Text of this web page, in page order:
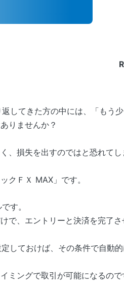
してきた方の中には、「もう
りませんか？
、損失を出すのではと恐れてし
クＦＸ MAX」です。
す。
で、エントリーと決済を完了さ
しておけば、その条件で自動的
ミングで取引が可能になるので